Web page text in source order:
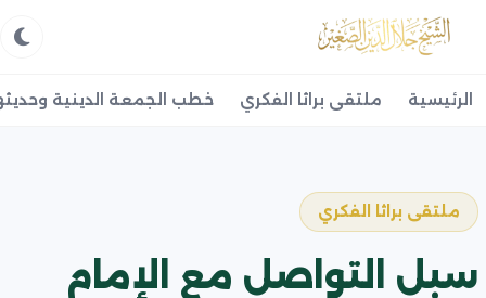
الرئيسية ملتقى براثا الفكري خطب الجمعة الدينية
ملتقى براثا الفكري
سبل التواصل مع الإمام